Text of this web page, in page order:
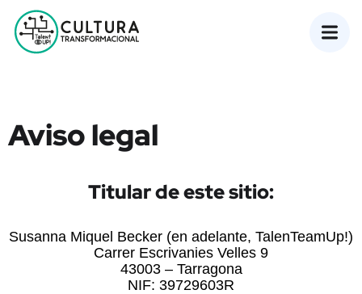
Aviso legal
Titular de este sitio:
Susanna Miquel Becker (en adelante, TalenTeamUp!)
Carrer Escrivanies Velles 9
43003 – Tarragona
NIF: 39729603R